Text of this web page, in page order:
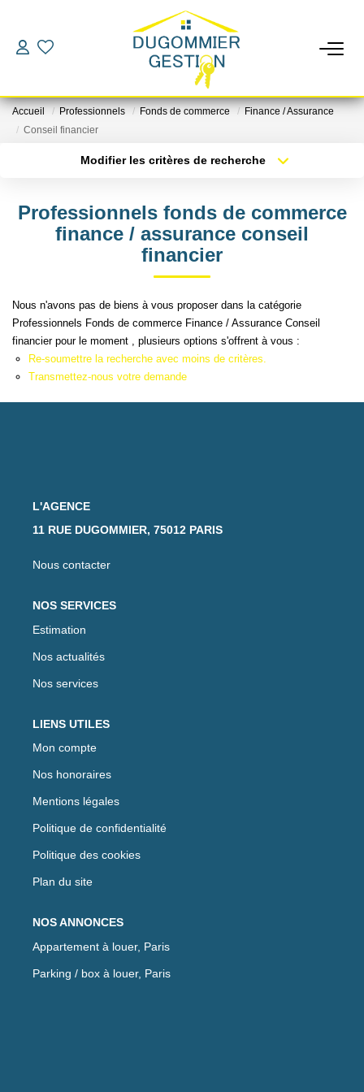
LOCATIONS
CHANGER DE GESTIONNAIRE
L'AGENCE
CONTACT
Accueil Professionnels Fonds de commerce
Finance / Assurance
Conseil financier
Modifier les critères de recherche
Surface min
Professionnels fonds de commerce
finance / assurance conseil
financier
Nous n'avons pas de biens à vous proposer dans la catégorie
Professionnels Fonds de commerce Finance / Assurance Conseil
financier pour le moment , plusieurs options s'offrent à vous :
Re-soumettre la recherche avec moins de critères.
Transmettez-nous votre demande
L'AGENCE
11 RUE DUGOMMIER, 75012 PARIS
Nous contacter
NOS SERVICES
Estimation
Nos actualités
Nos services
LIENS UTILES
Mon compte
Nos honoraires
Mentions légales
Politique de confidentialité
Politique des cookies
Plan du site
NOS ANNONCES
Appartement à louer, Paris
Parking / box à louer, Paris